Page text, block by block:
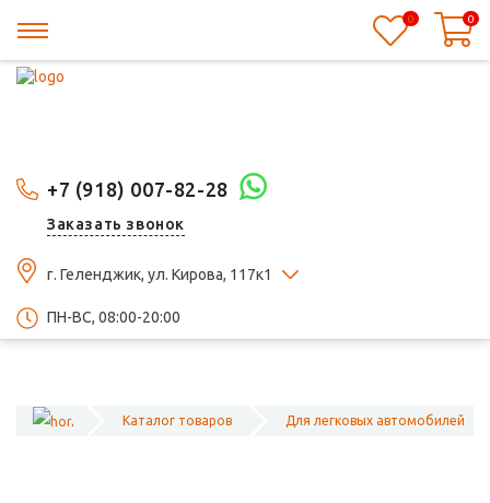
+7 (918) 007-82-28
Заказать звонок
г. Геленджик, ул. Кирова, 117к1
ПН-ВС, 08:00-20:00
0 0
Каталог товаров Для легковых автомобилей